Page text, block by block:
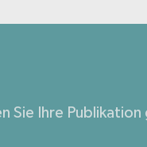
Sie Ihre Publikation